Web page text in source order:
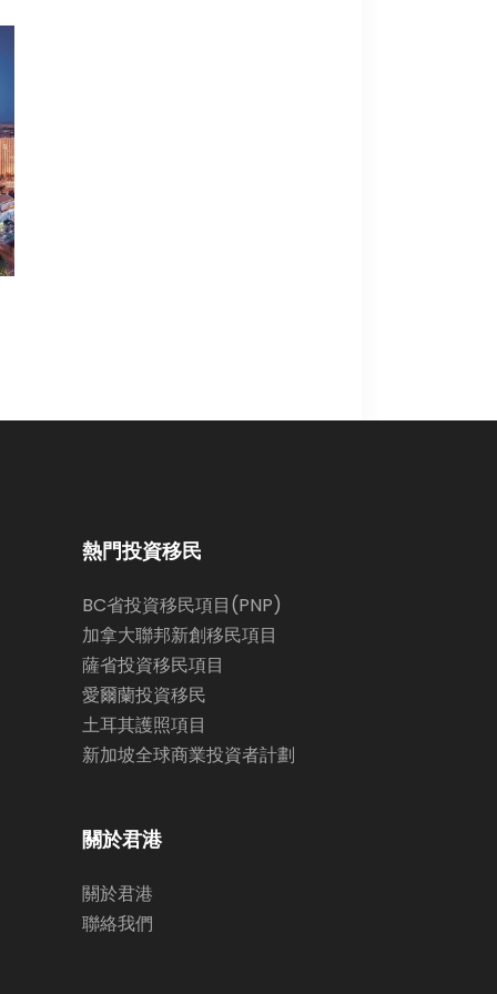
熱門投資移民
BC省投資移民項目(PNP)
加拿大聯邦新創移民項目
薩省投資移民項目
愛爾蘭投資移民
土耳其護照項目
新加坡全球商業投資者計劃
關於君港
關於君港
聯絡我們